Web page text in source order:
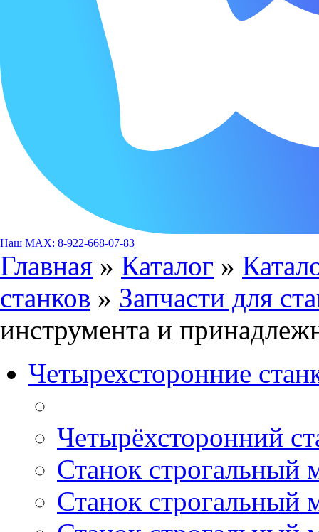
Наш MAX: 8-922-668-07-83
Главная » Каталог »
станков » Запчасти для
инструмента и
Четырехсторонние
Четырёхсторонний
Станок
Станок